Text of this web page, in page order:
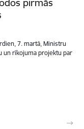
pirmās
7. martā, Ministru
un rīkojuma projektu par